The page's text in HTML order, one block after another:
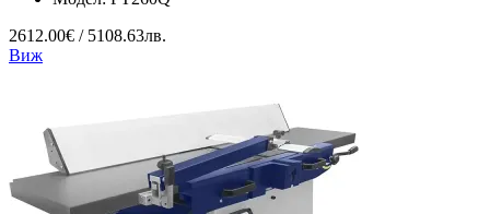
2612.00€ / 5108.63лв.
Виж